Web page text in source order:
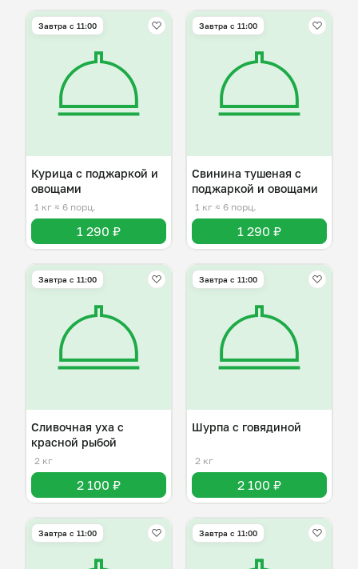
Завтра c 11:00
Курица с поджаркой и
овощами
1 кг ≈ 6 порц.
1 290 ₽
Завтра c 11:00
Свинина тушеная с
поджаркой и овощами
1 кг ≈ 6 порц.
1 290 ₽
Завтра c 11:00
Сливочная уха с
красной рыбой
2 кг
2 100 ₽
Завтра c 11:00
Шурпа с говядиной
2 кг
2 100 ₽
Завтра c 11:00 Завтра c 11:00